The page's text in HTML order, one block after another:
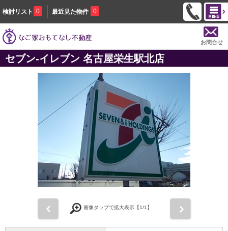
検討リスト 0 最近見た物件 0
お問合せ
セブン-イレブン 名古屋栄生駅北店
画像タップで拡大表示【1/1】